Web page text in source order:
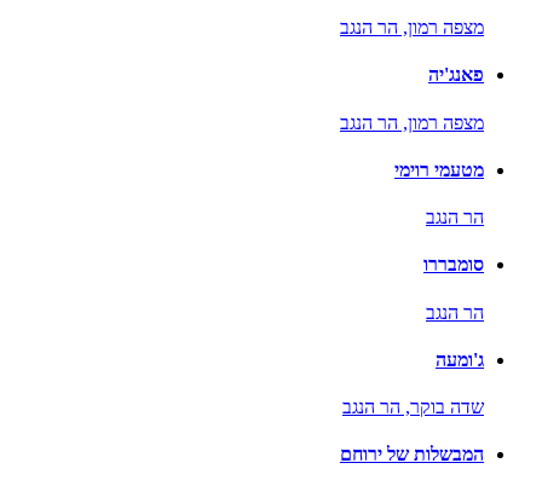
מצפה רמון, הר הנגב
פאנג'יה
מצפה רמון, הר הנגב
מטעמי רוימי
הר הנגב
סומבררו
הר הנגב
ג'ומעה
שדה בוקר, הר הנגב
המבשלות של ירוחם